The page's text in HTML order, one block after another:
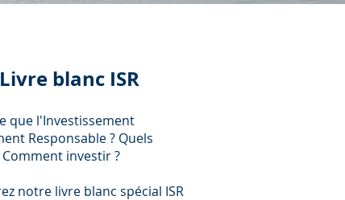
Livre blanc ISR
que l'Investissement
Responsable ? Quels
Comment investir ?
notre livre blanc spécial ISR